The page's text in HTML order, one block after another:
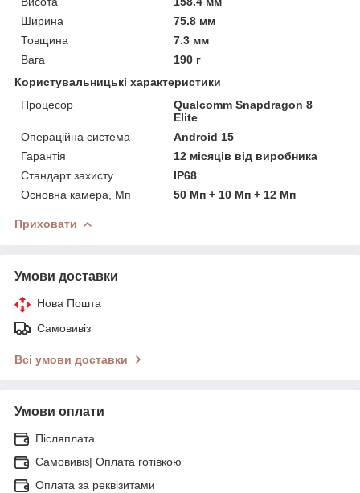
Ширина
75.8 мм
Товщина
7.3 мм
Вага
190 г
Користувальницькі характеристики
Процесор
Qualcomm Snapdragon 8
Elite
Операційна система
Android 15
Гарантія
12 місяців від виробника
Стандарт захисту
IP68
Основна камера, Мп
50 Мп + 10 Мп + 12 Мп
Приховати
Умови доставки
Нова Пошта
Самовивіз
Всі умови доставки
Умови оплати
Післяплата
Самовивіз| Оплата готівкою
Оплата за реквізитами